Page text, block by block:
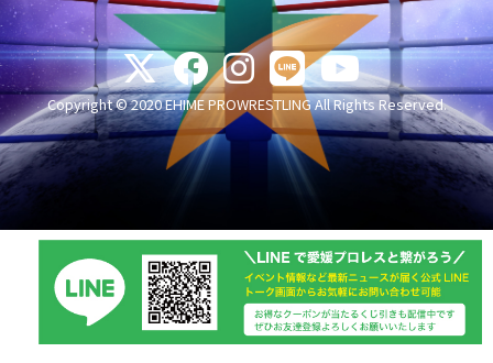
Copyright © 2020 EHIME PROWRESTLING All Rights Reserved.